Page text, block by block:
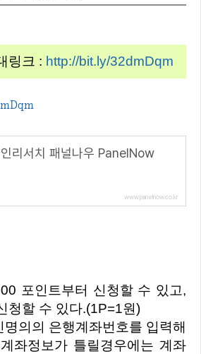
링크 : http://bit.ly/32dmDqm
리서치 패널나우 PanelNow
www.panelnow.co.kr
포인트부터 신청할 수 있고,
청할 수 있다.(1P=1원)
의의 은행계좌번호를 입력해
좌정보가 틀릴경우에는 계좌